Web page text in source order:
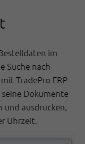
im
Suche nach
TradePro ERP
Dokumente
und ausdrucken,
Uhrzeit.